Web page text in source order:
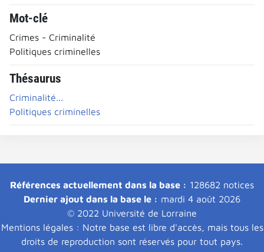
Mot-clé
Crimes - Criminalité
Politiques criminelles
Thésaurus
Criminalité...
Politiques criminelles
Références actuellement dans la base : 128682 notices
Dernier ajout dans la base le : mardi 4 août 2026
© 2022 Université de Lorraine
Mentions légales : Notre base est libre d'accès, mais tous les
droits de reproduction sont réservés pour tout pays.